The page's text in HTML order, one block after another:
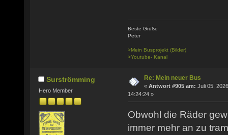
Beste Grüße
Peter
>Mein Busprojekt (Bilder)
>Youtube- Kanal
Surströmming
Hero Member
Re: Mein neuer Bus
« Antwort #905 am: Juli 05,
14:24:24 »
Obwohl die Räder
immer mehr an zu